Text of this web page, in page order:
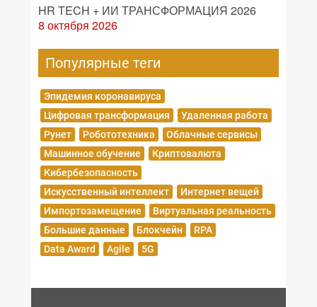
HR TECH + ИИ ТРАНСФОРМАЦИЯ 2026
8 октября 2026
Популярные теги
Эпидемия коронавируса
Цифровая трансформация
Удаленная работа
Рунет
Робототехника
Облачные сервисы
Машинное обучение
Криптовалюта
Кибербезопасность
Искусственный интеллект
Интернет вещей
Импортозамещение
Виртуальная реальность
Большие данные
Блокчейн
RPA
Data Award
Agile 5G